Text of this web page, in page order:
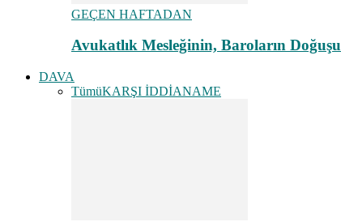
GEÇEN HAFTADAN
Avukatlık Mesleğinin, Baroların Doğuşu
DAVA
TümüKARŞI İDDİANAME